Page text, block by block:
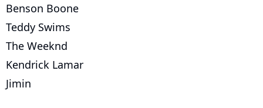
Benson Boone
Teddy Swims
The Weeknd
Kendrick Lamar
Jimin